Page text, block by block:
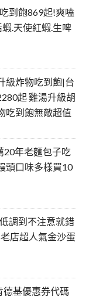
到飽869起!爽嗑
.天使紅蝦.生啤
級炸物吃到飽|台
起 雞湯升級胡
吃到飽無敵超值
20年老麵包子吃
頭口味多樣買10
調到不注意就錯
店超人氣金沙蛋
德基優惠券代碼